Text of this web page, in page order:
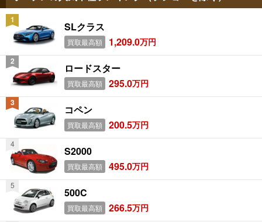
SLクラス
買取最高額 1,209.0万円
ロードスター
買取最高額 295.0万円
コペン
買取最高額 200.5万円
S2000
買取最高額 495.0万円
500C
買取最高額 266.5万円